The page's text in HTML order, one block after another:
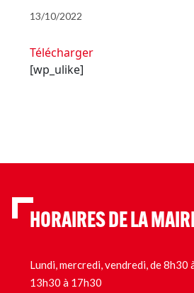
13/10/2022
Télécharger
[wp_ulike]
HORAIRES DE LA
Lundi, mercredi, vendredi, de 8h30
13h30 à 17h30